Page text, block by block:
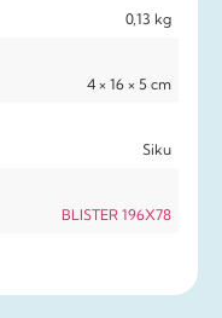
0,13 kg
4 × 16 × 5 cm
Siku
BLISTER 196X78